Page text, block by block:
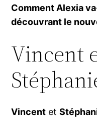
Comment Alexia
découvrant le
Vincent
Vincent et